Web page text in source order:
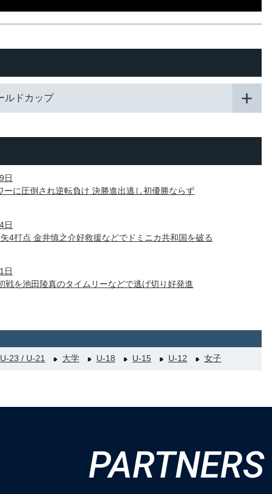
ルドカップ
日
ーに圧倒され逆転負け 決勝進出逃し初優勝ならず
日
4打点 金井慎之介好救援などでドミニカ共和国を破る
日
戦を池田陵真のタイムリーなどで逃げ切り好発進
U-23 / U-21 大学 U-18 U-15 U-12 女子
PARTNERS